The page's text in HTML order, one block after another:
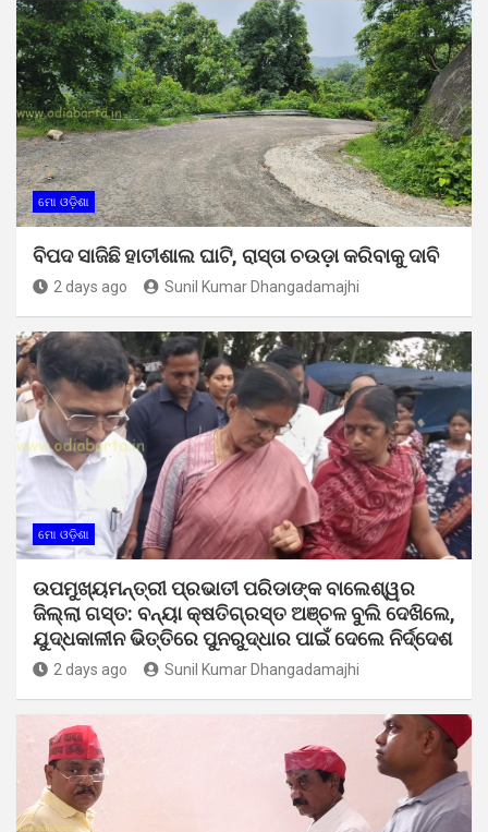
ମୋ ଓଡ଼ିଶା
ବିପଦ ସାଜିଛି ହାତୀଶାଲ ଘାଟି, ରାସ୍ତା ଚଉଡ଼ା କରିବାକୁ ଦାବି
2 days ago Sunil Kumar Dhangadamajhi
ମୋ ଓଡ଼ିଶା
ଉପମୁଖ୍ୟମନ୍ତ୍ରୀ ପ୍ରଭାତୀ ପରିଡାଙ୍କ ବାଲେଶ୍ୱର
ଜିଲ୍ଲା ଗସ୍ତ: ବନ୍ୟା କ୍ଷତିଗ୍ରସ୍ତ ଅଞ୍ଚଳ ବୁଲି ଦେଖିଲେ,
ଯୁଦ୍ଧକାଳୀନ ଭିତ୍ତିରେ ପୁନରୁଦ୍ଧାର ପାଇଁ ଦେଲେ ନିର୍ଦ୍ଦେଶ
2 days ago Sunil Kumar Dhangadamajhi